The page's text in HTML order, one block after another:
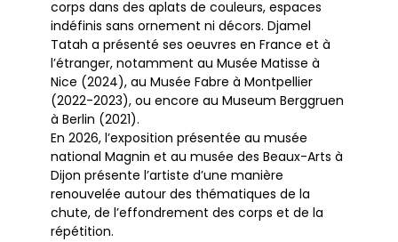
corps dans des aplats de couleurs, espaces
indéfinis sans ornement ni décors. Djamel
Tatah a présenté ses oeuvres en France et à
l’étranger, notamment au Musée Matisse à
Nice (2024), au Musée Fabre à Montpellier
(2022-2023), ou encore au Museum Berggruen
à Berlin (2021).
En 2026, l’exposition présentée au musée
national Magnin et au musée des Beaux-Arts à
Dijon présente l’artiste d’une manière
renouvelée autour des thématiques de la
chute, de l’effondrement des corps et de la
répétition.